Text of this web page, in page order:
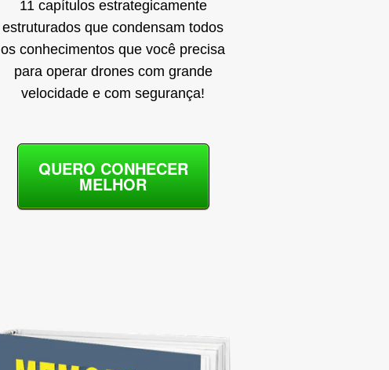
11 capítulos estrategicamente
estruturados que condensam todos
os conhecimentos que você precisa
para operar drones com grande
velocidade e com segurança!
QUERO CONHECER
MELHOR